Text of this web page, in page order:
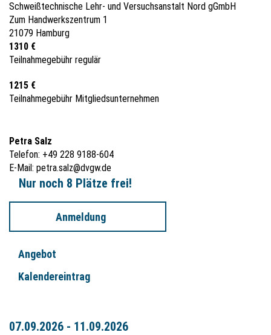
Schweißtechnische Lehr- und Versuchsanstalt Nord gGmbH
Zum Handwerkszentrum 1
21079 Hamburg
1310 €
Teilnahmegebühr regulär
1215 €
Teilnahmegebühr Mitgliedsunternehmen
Petra Salz
Telefon: +49 228 9188-604
E-Mail: petra.salz@dvgw.de
Nur noch 8 Plätze frei!
Anmeldung
Angebot
Kalendereintrag
07.09.2026 - 11.09.2026